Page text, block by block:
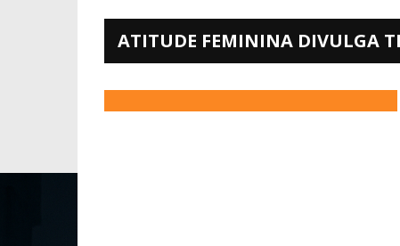
ATITUDE FEMININA DIVULGA